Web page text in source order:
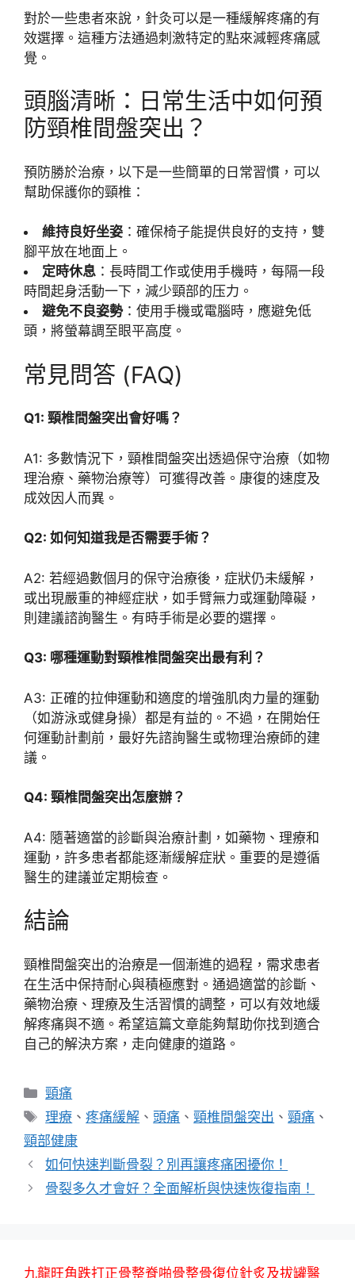
對於一些患者來說，針灸可以是一種緩解疼痛的有
效選擇。這種方法通過刺激特定的點來減輕疼痛感
覺。
頭腦清晰：日常生活中如何預
防頸椎間盤突出？
預防勝於治療，以下是一些簡單的日常習慣，可以
幫助保護你的頸椎：
維持良好坐姿 ：確保椅子能提供良好的支持，雙
腳平放在地面上。
定時休息 ：長時間工作或使用手機時，每隔一段
時間起身活動一下，減少頸部的压力。
避免不良姿勢：使用手機或電腦時，應避免低
頭，將螢幕調至眼平高度。
常見問答 (FAQ)
Q1: 頸椎間盤突出會好嗎？
A1: 多數情況下，頸椎間盤突出透過保守治療（如物
理治療、藥物治療等）可獲得改善。康復的速度及
成效因人而異。
Q2: 如何知道我是否需要手術？
A2: 若經過數個月的保守治療後，症狀仍未緩解，
或出現嚴重的神經症狀，如手臂無力或運動障礙，
則建議諮詢醫生。有時手術是必要的選擇。
Q3: 哪種運動對頸椎椎間盤突出最有利？
A3: 正確的拉伸運動和適度的增強肌肉力量的運動
（如游泳或健身操）都是有益的。不過，在開始任
何運動計劃前，最好先諮詢醫生或物理治療師的建
議。
Q4: 頸椎間盤突出怎麼辦？
A4: 隨著適當的診斷與治療計劃，如藥物、理療和
運動，許多患者都能逐漸緩解症狀。重要的是遵循
醫生的建議並定期檢查。
結論
頸椎間盤突出的治療是一個漸進的過程，需求患者
在生活中保持耐心與積極應對。通過適當的診斷、
藥物治療、理療及生活習慣的調整，可以有效地緩
解疼痛與不適。希望這篇文章能夠幫助你找到適合
自己的解決方案，走向健康的道路。
分
類
頸痛
標
籤
理療 、疼痛緩解 、頭痛 、頸椎間盤突出 、頸痛 、
頸部健康
如何快速判斷骨裂？別再讓疼痛困擾你！
骨裂多久才會好？全面解析與快速恢復指南！
九龍旺角跌打正骨整脊啪骨整骨復位針炙及拔罐醫